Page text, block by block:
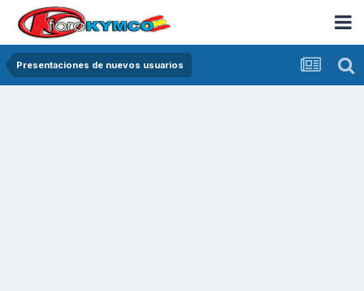
Presentaciones de nuevos usuarios